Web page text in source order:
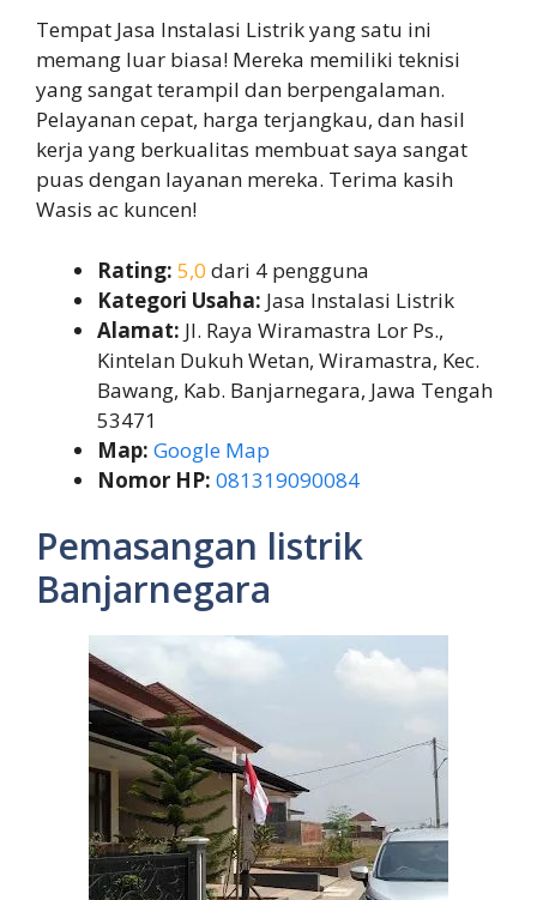
Tempat Jasa Instalasi Listrik yang satu ini
memang luar biasa! Mereka memiliki teknisi
yang sangat terampil dan berpengalaman.
Pelayanan cepat, harga terjangkau, dan hasil
kerja yang berkualitas membuat saya sangat
puas dengan layanan mereka. Terima kasih
Wasis ac kuncen!
Rating: 5,0 dari 4 pengguna
Kategori Usaha: Jasa Instalasi Listrik
Alamat: Jl. Raya Wiramastra Lor Ps.,
Kintelan Dukuh Wetan, Wiramastra, Kec.
Bawang, Kab. Banjarnegara, Jawa Tengah
53471
Map: Google Map
Nomor HP: 081319090084
Pemasangan listrik
Banjarnegara